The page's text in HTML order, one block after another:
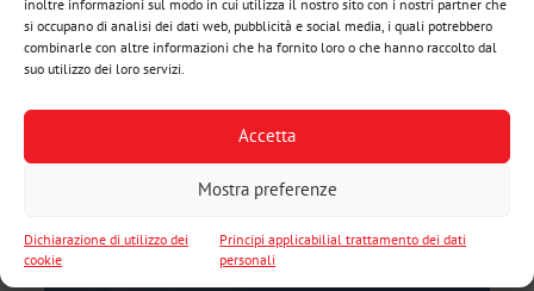
inoltre informazioni sul modo in cui utilizza il nostro sito con i nostri partner che
si occupano di analisi dei dati web, pubblicità e social media, i quali potrebbero
combinarle con altre informazioni che ha fornito loro o che hanno raccolto dal
suo utilizzo dei loro servizi.
Accetta
Mostra preferenze
Dichiarazione di utilizzo dei
cookie
Principi applicabilial trattamento dei dati
personali